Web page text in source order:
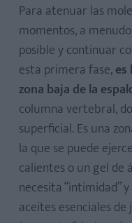
Para atenuar las
momentos, a
posible y continuar
esta primera fase,
zona baja de la
columna vertebral,
superficial. Es una
la que se puede
calientes o un gel de
necesita “intimidad”
aceites esenciales